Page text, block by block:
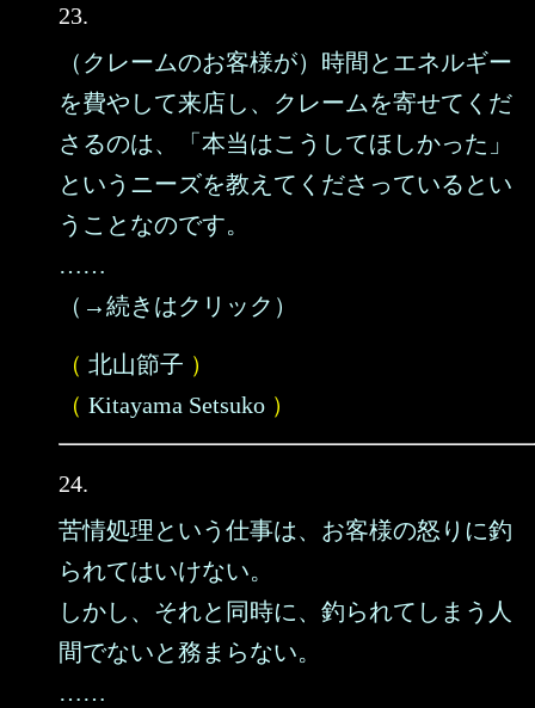
23.
（クレームのお客様が）時間とエネルギー
を費やして来店し、クレームを寄せてくだ
さるのは、「本当はこうしてほしかった」
というニーズを教えてくださっているとい
うことなのです。
……
（→続きはクリック）
（ 北山節子 ）
（ Kitayama Setsuko ）
24.
苦情処理という仕事は、お客様の怒りに釣
られてはいけない。
しかし、それと同時に、釣られてしまう人
間でないと務まらない。
……